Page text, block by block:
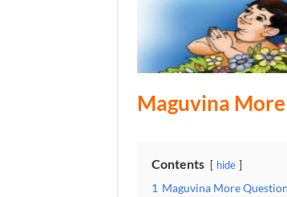
Maguvina
Contents hide
1 Maguvina More